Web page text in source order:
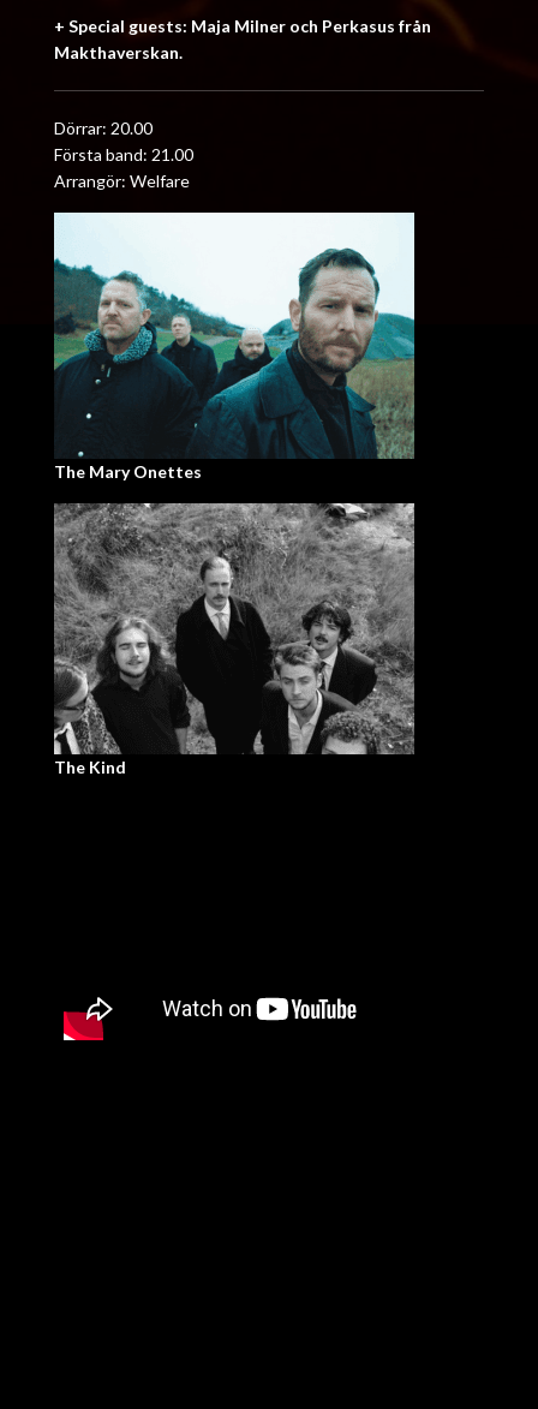
+ Special guests: Maja Milner och Perkasus från
Makthaverskan.
Dörrar: 20.00
Första band: 21.00
Arrangör: Welfare
The Mary Onettes
The Kind